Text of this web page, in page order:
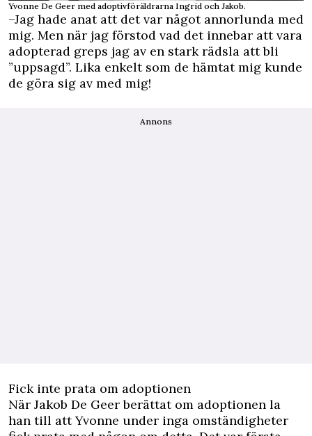
Yvonne De Geer med adoptivföräldrarna Ingrid och Jakob.
–Jag hade anat att det var något annorlunda med
mig. Men när jag förstod vad det innebar att vara
adopterad greps jag av en stark rädsla att bli
”uppsagd”. Lika enkelt som de hämtat mig kunde
de göra sig av med mig!
Annons
Fick inte prata om adoptionen
När Jakob De Geer berättat om adoptionen la
han till att Yvonne under inga omständigheter